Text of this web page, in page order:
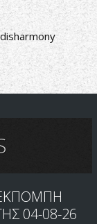
disharmony
04-08-26